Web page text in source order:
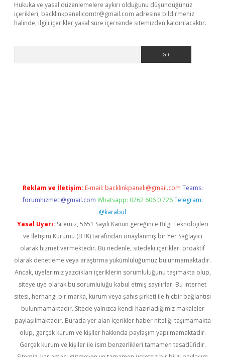
Hukuka ve yasal düzenlemelere aykırı olduğunu düşündüğünüz
içerikleri, backlinkpanelicomtr@gmail.com adresine bildirmeniz
halinde, ilgili içerikler yasal süre içerisinde sitemizden kaldırılacaktır.
Reklam ve İletişim: E-mail: backlinkpaneli@gmail.com Teams:
forumhizmeti@gmail.com Whatsapp: 0262 606 0 726 Telegram:
@karabul
Yasal Uyarı: Sitemiz, 5651 Sayılı Kanun gereğince Bilgi Teknolojileri
ve İletişim Kurumu (BTK) tarafından onaylanmış bir Yer Sağlayıcı
olarak hizmet vermektedir. Bu nedenle, sitedeki içerikleri proaktif
olarak denetleme veya araştırma yükümlülüğümüz bulunmamaktadır.
Ancak, üyelerimiz yazdıkları içeriklerin sorumluluğunu taşımakta olup,
siteye üye olarak bu sorumluluğu kabul etmiş sayılırlar. Bu internet
sitesi, herhangi bir marka, kurum veya şahıs şirketi ile hiçbir bağlantısı
bulunmamaktadır. Sitede yalnızca kendi hazırladığımız makaleler
paylaşılmaktadır. Burada yer alan içerikler haber niteliği taşımamakta
olup, gerçek kurum ve kişiler hakkında paylaşım yapılmamaktadır.
Gerçek kurum ve kişiler ile isim benzerlikleri tamamen tesadüfidir.